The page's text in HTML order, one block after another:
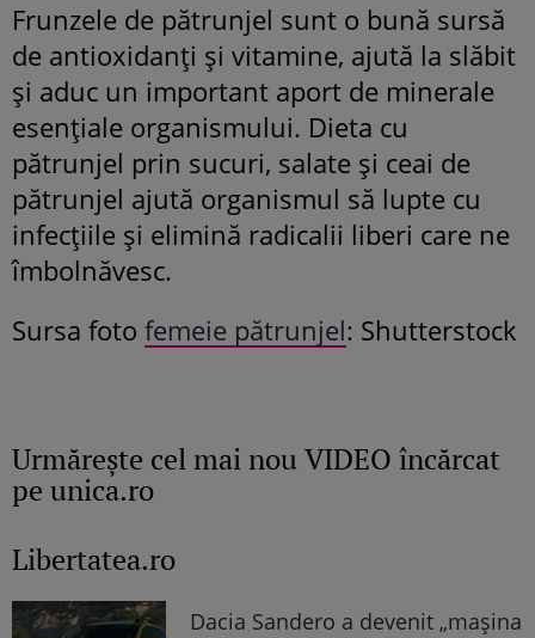
Frunzele de pătrunjel sunt o bună sursă
de antioxidanți și vitamine, ajută la slăbit
și aduc un important aport de minerale
esențiale organismului. Dieta cu
pătrunjel prin sucuri, salate și ceai de
pătrunjel ajută organismul să lupte cu
infecțiile și elimină radicalii liberi care ne
îmbolnăvesc.
Sursa foto femeie pătrunjel: Shutterstock
Urmăreşte cel mai nou VIDEO încărcat
pe unica.ro
Libertatea.ro
Dacia Sandero a devenit „mașina